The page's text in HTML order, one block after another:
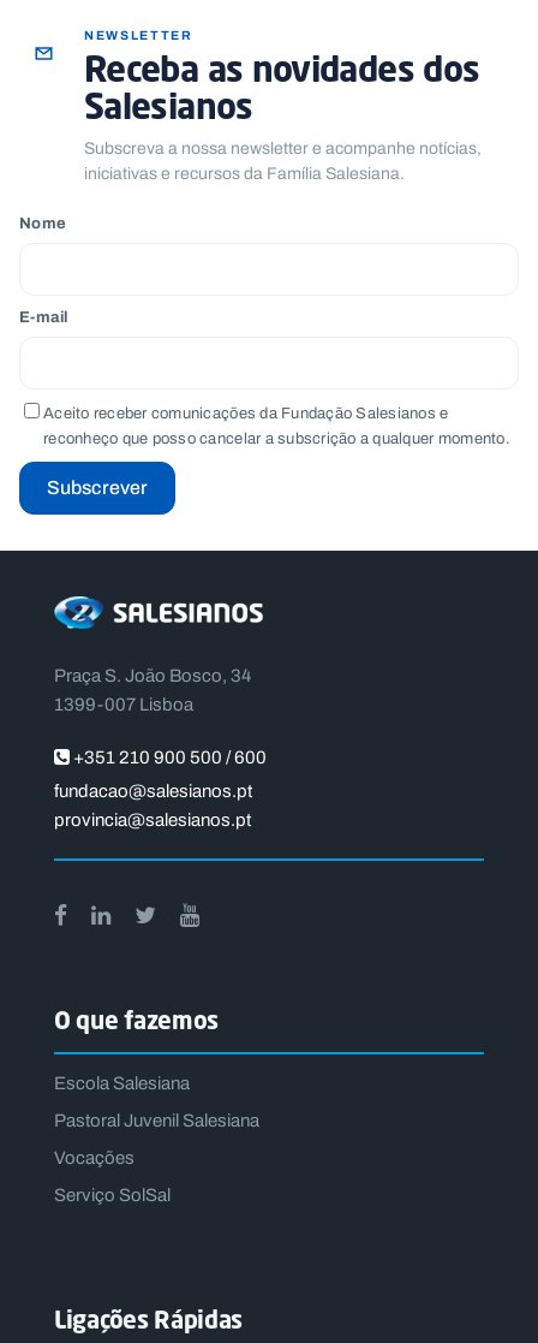
NEWSLETTER
Receba as novidades dos
Salesianos
Subscreva a nossa newsletter e acompanhe notícias,
iniciativas e recursos da Família Salesiana.
Nome
E-mail
Aceito receber comunicações da Fundação Salesianos e
reconheço que posso cancelar a subscrição a qualquer momento.
Subscrever
Praça S. João Bosco, 34
1399-007 Lisboa
+351 210 900 500 / 600
fundacao@salesianos.pt
provincia@salesianos.pt
O que fazemos
Escola Salesiana
Pastoral Juvenil Salesiana
Vocações
Serviço SolSal
Ligações Rápidas